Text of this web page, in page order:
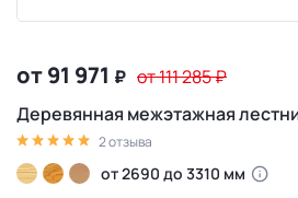
от 91 971 ₽ от 111 285₽
Деревянная межэтажная
2 отзыва
от 2690 до 3310 мм